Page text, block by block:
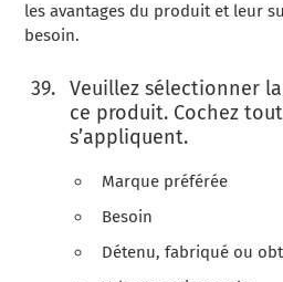
les avantages du produit et leur
besoin.
Veuillez sélectionner
ce produit. Cochez
s’appliquent.
Marque préférée
Besoin
Détenu, fabriqué ou